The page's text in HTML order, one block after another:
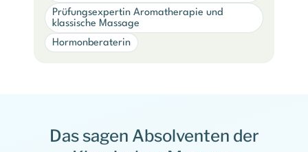
Prüfungsexpertin Aromatherapie und
klassische Massage
Hormonberaterin
Das sagen Absolventen der